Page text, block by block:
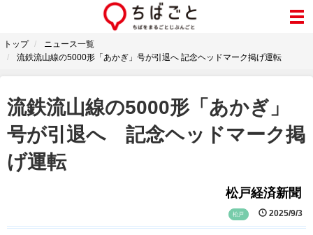
トップ
ニュース一覧
流鉄流山線の5000形「あかぎ」号が引退へ 記念ヘッドマーク掲げ運転
流鉄流山線の5000形「あかぎ」
号が引退へ 記念ヘッドマーク掲
げ運転
松戸経済新聞
松戸 2025/9/3